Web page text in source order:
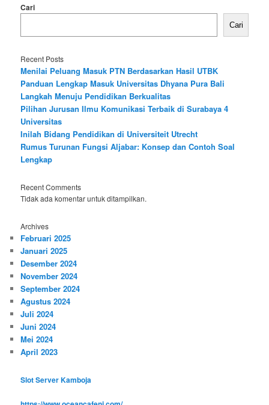
Cari
Cari
Recent Posts
Menilai Peluang Masuk PTN Berdasarkan Hasil UTBK
Panduan Lengkap Masuk Universitas Dhyana Pura Bali
Langkah Menuju Pendidikan Berkualitas
Pilihan Jurusan Ilmu Komunikasi Terbaik di Surabaya 4
Universitas
Inilah Bidang Pendidikan di Universiteit Utrecht
Rumus Turunan Fungsi Aljabar: Konsep dan Contoh Soal
Lengkap
Recent Comments
Tidak ada komentar untuk ditampilkan.
Archives
Februari 2025
Januari 2025
Desember 2024
November 2024
September 2024
Agustus 2024
Juli 2024
Juni 2024
Mei 2024
April 2023
Slot Server Kamboja